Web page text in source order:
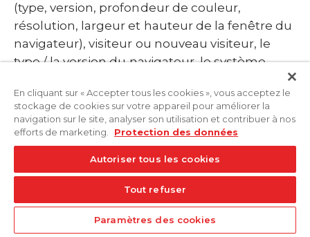
(type, version, profondeur de couleur,
résolution, largeur et hauteur de la fenêtre du
navigateur), visiteur ou nouveau visiteur, le
type / la version du navigateur, le système
page précédemment consultée), le nom
d’hôte de l’ordinateur accédant (adresse IP) et
l’heure de la demande du serveur sont
entreprise de la société holding Alphabet Inc,
aux États-Unis, où ils sont enregistrés
(remarque sur les transferts de données aux
États-Unis, point 10). L’adresse IP est alors
En cliquant sur « Accepter tous les cookies », vous acceptez le
stockage de cookies sur votre appareil pour améliorer la
navigation sur le site, analyser son utilisation et contribuer à nos
efforts de marketing.
Protection des données
Autoriser tous les cookies
Tout refuser
Paramètres des cookies